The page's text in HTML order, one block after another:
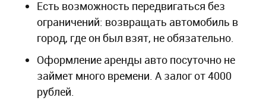
Есть возможность передвигаться без
ограничений: возвращать автомобиль в
город, где он был взят, не обязательно.
Оформление аренды авто посуточно не
займет много времени. А залог от 4000
рублей.